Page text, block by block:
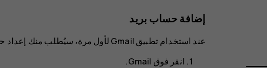
إضافة حساب بريد
عند استخدام تطبيق Gmail لأول مرة، سيُطلب منك إعداد حساب البريد الإلكتروني الخاص بك.
انقر فوق Gmail
.